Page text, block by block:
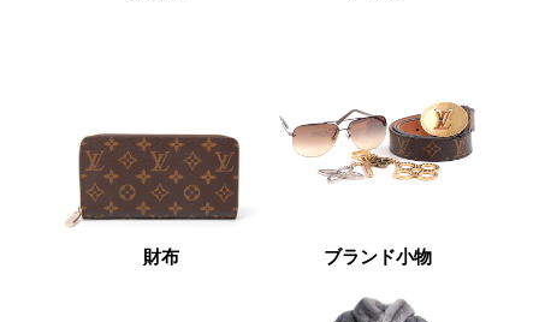
財布 ブランド小物